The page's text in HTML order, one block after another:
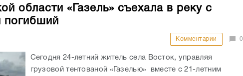
области «Газель» съехала в реку с
погибший
Комментарии 0
Сегодня 24-летний житель села Восток, управляя
грузовой тентованой «Газелью» вместе с 21-летним